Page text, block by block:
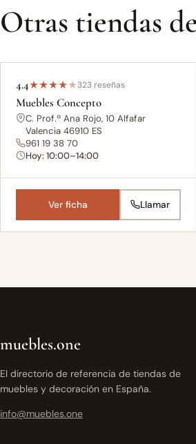
Otras tiendas
4.4★★★★★323 reseñas
Muebles Concepto
C. Prof.ª Ana Rojo, 10 Alfafar
Valencia 46910 ES
961 19 38 70
Hoy: 10:00–14:00
Ver ficha Llamar
muebles.one
El directorio de referencia de tiendas de
muebles y decoración en España.
info@muebles.one